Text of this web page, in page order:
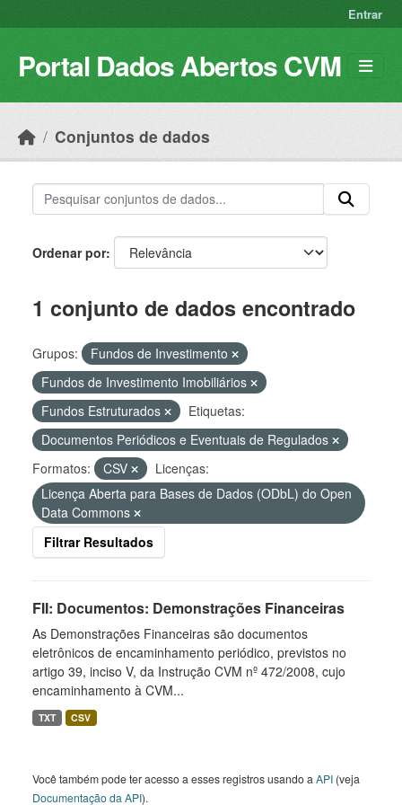
Entrar
Portal Dados Abertos CVM
Conjuntos de dados
Ordenar por
1 conjunto de dados encontrado
Grupos:
Fundos de Investimento
Fundos de Investimento Imobiliários
Fundos Estruturados
Etiquetas:
Documentos Periódicos e Eventuais de Regulados
Formatos:
CSV
Licenças:
Licença Aberta para Bases de Dados (ODbL) do Open
Data Commons
Filtrar Resultados
FII: Documentos: Demonstrações Financeiras
As Demonstrações Financeiras são documentos
eletrônicos de encaminhamento periódico, previstos no
artigo 39, inciso V, da Instrução CVM nº 472/2008, cujo
encaminhamento à CVM...
TXT CSV
Você também pode ter acesso a esses registros usando a API (veja
Documentação da API).